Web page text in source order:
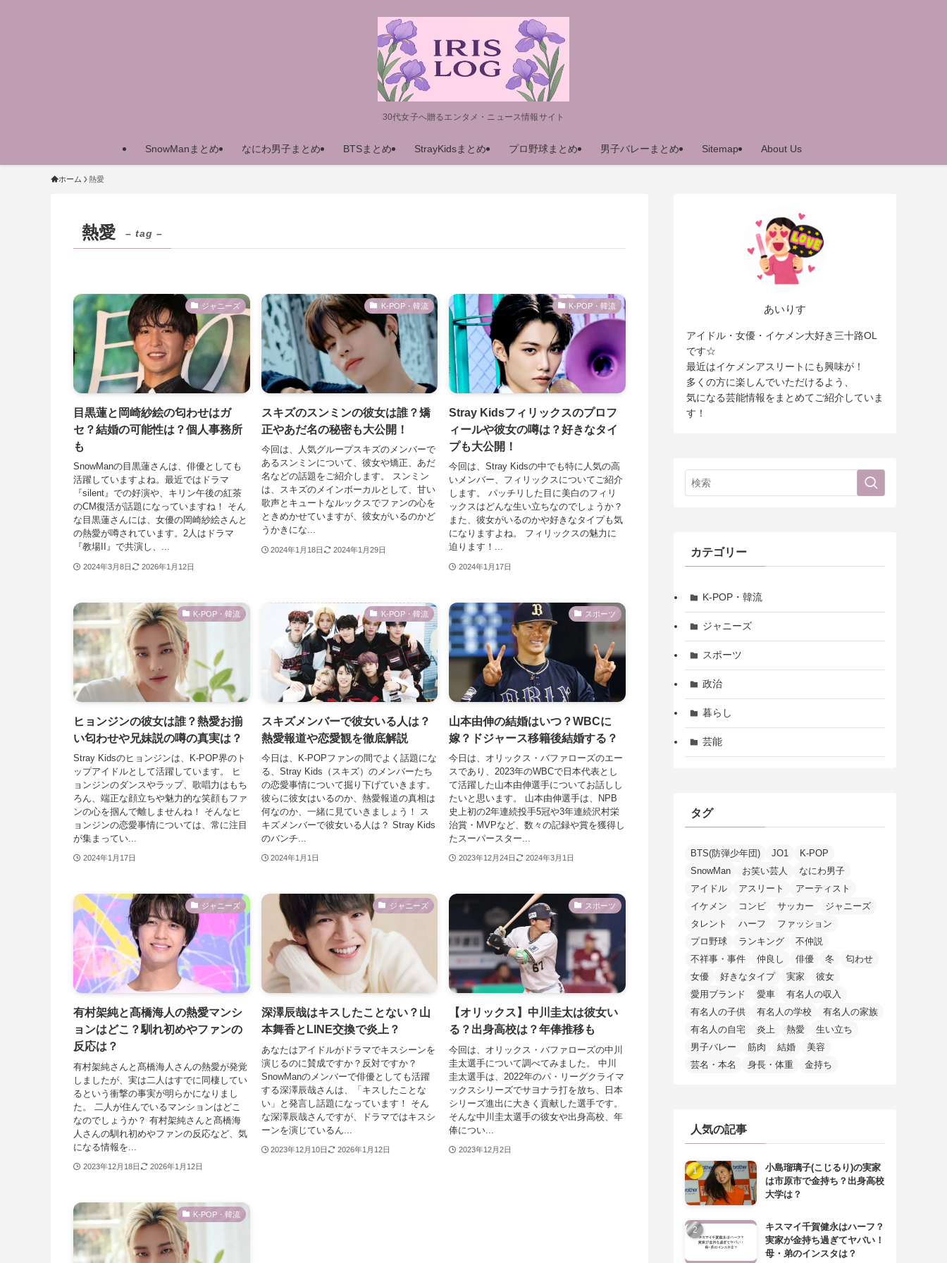
30代女子へ贈るエンタメ・ニュース情報サイト
SnowManまとめ なにわ男子まとめ BTSまとめ StrayKidsまとめ プロ野球まとめ 男子バレーまとめ Sitemap About Us
ホーム 熱愛
熱愛 – tag –
ジャニーズ
目黒蓮と岡崎紗絵の匂わせはガ
セ？結婚の可能性は？個人事務所
も
SnowManの目黒蓮さんは、俳優としても
活躍していますよね。最近ではドラマ
『silent』での好演や、キリン午後の紅茶
のCM復活が話題になっていますね！ そん
な目黒蓮さんには、女優の岡崎紗絵さんと
の熱愛が噂されています。2人はドラマ
『教場II』で共演し、...
2024年3月8日 2026年1月12日
K-POP・韓流
スキズのスンミンの彼女は誰？矯
正やあだ名の秘密も大公開！
今回は、人気グループスキズのメンバーで
あるスンミンについて、彼女や矯正、あだ
名などの話題をご紹介します。 スンミン
は、スキズのメインボーカルとして、甘い
歌声とキュートなルックスでファンの心を
ときめかせていますが、彼女がいるのかど
うかきにな...
2024年1月18日 2024年1月29日
K-POP・韓流
Stray Kidsフィリックスのプロフ
ィールや彼女の噂は？好きなタイ
プも大公開！
今回は、Stray Kidsの中でも特に人気の高
いメンバー、フィリックスについてご紹介
します。 パッチリした目に美白のフィリ
ックスはどんな生い立ちなのでしょうか？
また、彼女がいるのかや好きなタイプも気
になりますよね。 フィリックスの魅力に
迫ります！...
2024年1月17日
K-POP・韓流
ヒョンジンの彼女は誰？熱愛お揃
い匂わせや兄妹説の噂の真実は？
Stray Kidsのヒョンジンは、K-POP界のト
ップアイドルとして活躍しています。 ヒ
ョンジンのダンスやラップ、歌唱力はもち
ろん、端正な顔立ちや魅力的な笑顔もファ
ンの心を掴んで離しませんね！ そんなヒ
ョンジンの恋愛事情については、常に注目
が集まってい...
2024年1月17日
K-POP・韓流
スキズメンバーで彼女いる人は？
熱愛報道や恋愛観を徹底解説
今日は、K-POPファンの間でよく話題にな
る、Stray Kids（スキズ）のメンバーたち
の恋愛事情について掘り下げていきます。
彼らに彼女はいるのか、熱愛報道の真相は
何なのか、一緒に見ていきましょう！ ス
キズメンバーで彼女いる人は？ Stray Kids
のバンチ...
2024年1月1日
スポーツ
山本由伸の結婚はいつ？WBCに
嫁？ドジャース移籍後結婚する？
今日は、オリックス・バファローズのエー
スであり、2023年のWBCで日本代表とし
て活躍した山本由伸選手についてお話しし
たいと思います。 山本由伸選手は、NPB
史上初の2年連続投手5冠や3年連続沢村栄
治賞・MVPなど、数々の記録や賞を獲得し
たスーパースター...
2023年12月24日 2024年3月1日
ジャニーズ
有村架純と髙橋海人の熱愛マンシ
ョンはどこ？馴れ初めやファンの
反応は？
有村架純さんと髙橋海人さんの熱愛が発覚
しましたが、実は二人はすでに同棲してい
るという衝撃の事実が明らかになりまし
た。 二人が住んでいるマンションはどこ
なのでしょうか？ 有村架純さんと髙橋海
人さんの馴れ初めやファンの反応など、気
になる情報を...
2023年12月18日 2026年1月12日
ジャニーズ
深澤辰哉はキスしたことない？山
本舞香とLINE交換で炎上？
あなたはアイドルがドラマでキスシーンを
演じるのに賛成ですか？反対ですか？
SnowManのメンバーで俳優としても活躍
する深澤辰哉さんは、「キスしたことな
い」と発言し話題になっています！ そん
な深澤辰哉さんですが、ドラマではキスシ
ーンを演じているん...
2023年12月10日 2026年1月12日
スポーツ
【オリックス】中川圭太は彼女い
る？出身高校は？年俸推移も
今回は、オリックス・バファローズの中川
圭太選手について調べてみました。 中川
圭太選手は、2022年のパ・リーグクライマ
ックスシリーズでサヨナラ打を放ち、日本
シリーズ進出に大きく貢献した選手です。
そんな中川圭太選手の彼女や出身高校、年
俸につい...
2023年12月2日
K-POP・韓流
あいりす
アイドル・女優・イケメン大好き三十路OL
です☆
最近はイケメンアスリートにも興味が！
多くの方に楽しんでいただけるよう、
気になる芸能情報をまとめてご紹介していま
す！
カテゴリー
K-POP・韓流
ジャニーズ
スポーツ
政治
暮らし
芸能
タグ
BTS(防弾少年団) JO1
K-POP
SnowMan
お笑い芸人
なにわ男子
アイドル
アスリート
アーティスト
イケメン
コンビ サッカー
ジャニーズ
タレント
ハーフ
ファッション
プロ野球
ランキング
不仲説
不祥事・事件
仲良し 俳優 冬
匂わせ
女優
好きなタイプ 実家
彼女
愛用ブランド
愛車
有名人の収入
有名人の子供
有名人の学校
有名人の家族
有名人の自宅
炎上 熱愛
生い立ち
男子バレー
筋肉 結婚
美容
芸名・本名
身長・体重 金持ち
人気の記事
小島瑠璃子(こじるり)の実家
は市原市で金持ち？出身高校
大学は？
キスマイ千賀健永はハーフ？
実家が金持ち過ぎてヤバい！
母・弟のインスタは？